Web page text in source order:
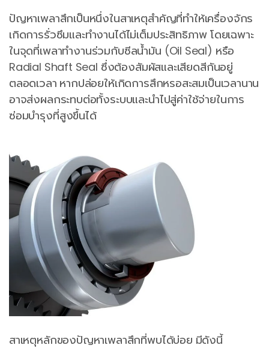
ปัญหาเพลาสึกเป็นหนึ่งในสาเหตุสำคัญที่ทำให้เครื่องจักร
เกิดการรั่วซึมและทำงานได้ไม่เต็มประสิทธิภาพ โดยเฉพาะ
ในจุดที่เพลาทำงานร่วมกับซีลน้ำมัน (Oil Seal) หรือ
Radial Shaft Seal ซึ่งต้องสัมผัสและเสียดสีกันอยู่
ตลอดเวลา หากปล่อยให้เกิดการสึกหรอสะสมเป็นเวลานาน
อาจส่งผลกระทบต่อทั้งระบบและนำไปสู่ค่าใช้จ่ายในการ
ซ่อมบำรุงที่สูงขึ้นได้
สาเหตุหลักของปัญหาเพลาสึกที่พบได้บ่อย มีดังนี้